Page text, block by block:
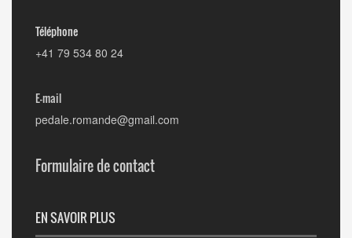
Téléphone
+41 79 534 80 24
E-mail
pedale.romande@gmail.com
Formulaire de contact
EN SAVOIR PLUS